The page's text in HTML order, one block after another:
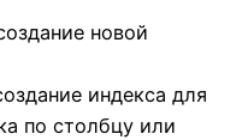
новой
индекса для
по столбцу или